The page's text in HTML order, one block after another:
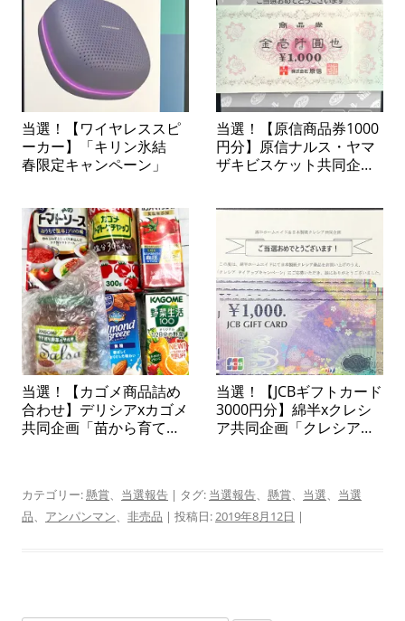
当選！【ワイヤレススピ
ーカー】「キリン氷結
春限定キャンペーン」
当選！【原信商品券1000
円分】原信ナルス・ヤマ
ザキビスケット共同企画
当選！【カゴメ商品詰め
合わせ】デリシアxカゴメ
共同企画「苗から育てて
当選！【JCBギフトカード
3000円分】綿半xクレシ
ア共同企画「クレシアタ
カテゴリー:懸賞 当選報告 | タグ: 当選報告 懸賞 当選
当選
品
アンパンマン 非売品 | 投稿日: 2019年8月12日 |